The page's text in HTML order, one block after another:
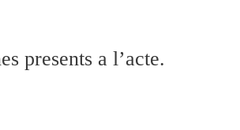
presents a l’acte.